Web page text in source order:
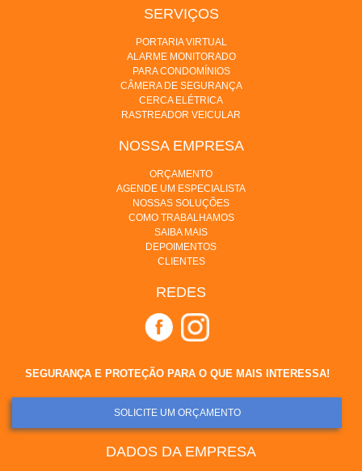
SERVIÇOS
PORTARIA VIRTUAL
ALARME MONITORADO
PARA CONDOMÍNIOS
CÂMERA DE SEGURANÇA
CERCA ELÉTRICA
RASTREADOR VEICULAR
NOSSA EMPRESA
ORÇAMENTO
AGENDE UM ESPECIALISTA
NOSSAS SOLUÇÕES
COMO TRABALHAMOS
SAIBA MAIS
DEPOIMENTOS
CLIENTES
REDES
SEGURANÇA E PROTEÇÃO PARA O QUE MAIS INTERESSA!
SOLICITE UM ORÇAMENTO
DADOS DA EMPRESA